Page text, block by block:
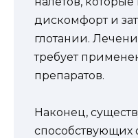
дискомфорт и
глотании.
требует
препаратов.
Наконец,
способствующих